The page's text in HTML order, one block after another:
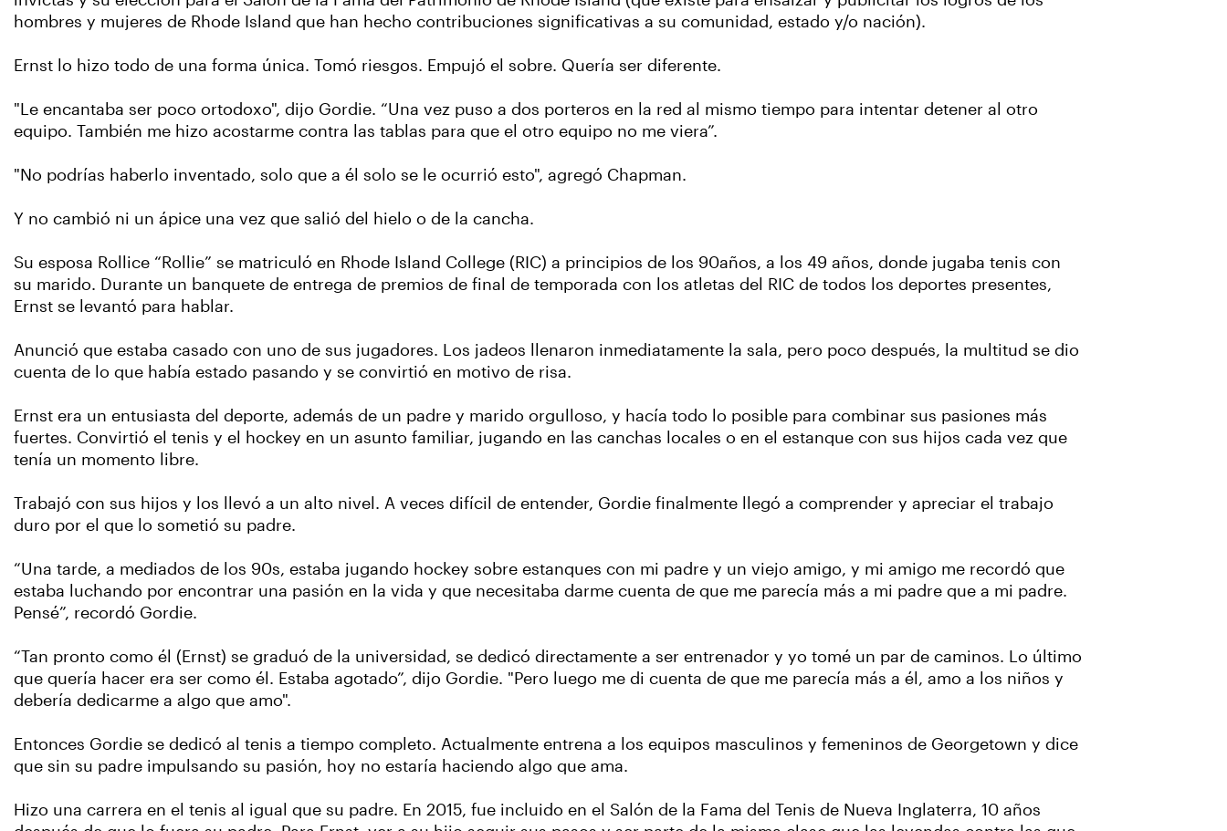
hombres y mujeres de Rhode Island que han hecho contribuciones significativas a su comunidad, estado y/o nación).
Ernst lo hizo todo de una forma única. Tomó riesgos. Empujó el sobre. Quería ser diferente.
"Le encantaba ser poco ortodoxo", dijo Gordie. “Una vez puso a dos porteros en la red al mismo tiempo para intentar detener al otro
equipo. También me hizo acostarme contra las tablas para que el otro equipo no me viera”.
"No podrías haberlo inventado, solo que a él solo se le ocurrió esto", agregó Chapman.
Y no cambió ni un ápice una vez que salió del hielo o de la cancha.
Su esposa Rollice “Rollie” se matriculó en Rhode Island College (RIC) a principios de los 90años, a los 49 años, donde jugaba tenis con
su marido. Durante un banquete de entrega de premios de final de temporada con los atletas del RIC de todos los deportes presentes,
Ernst se levantó para hablar.
Anunció que estaba casado con uno de sus jugadores. Los jadeos llenaron inmediatamente la sala, pero poco después, la multitud se dio
cuenta de lo que había estado pasando y se convirtió en motivo de risa.
Ernst era un entusiasta del deporte, además de un padre y marido orgulloso, y hacía todo lo posible para combinar sus pasiones más
fuertes. Convirtió el tenis y el hockey en un asunto familiar, jugando en las canchas locales o en el estanque con sus hijos cada vez que
tenía un momento libre.
Trabajó con sus hijos y los llevó a un alto nivel. A veces difícil de entender, Gordie finalmente llegó a comprender y apreciar el trabajo
duro por el que lo sometió su padre.
“Una tarde, a mediados de los 90s, estaba jugando hockey sobre estanques con mi padre y un viejo amigo, y mi amigo me recordó que
estaba luchando por encontrar una pasión en la vida y que necesitaba darme cuenta de que me parecía más a mi padre que a mi padre.
Pensé”, recordó Gordie.
“Tan pronto como él (Ernst) se graduó de la universidad, se dedicó directamente a ser entrenador y yo tomé un par de caminos. Lo último
que quería hacer era ser como él. Estaba agotado”, dijo Gordie. "Pero luego me di cuenta de que me parecía más a él, amo a los niños y
debería dedicarme a algo que amo".
Entonces Gordie se dedicó al tenis a tiempo completo. Actualmente entrena a los equipos masculinos y femeninos de Georgetown y dice
que sin su padre impulsando su pasión, hoy no estaría haciendo algo que ama.
Hizo una carrera en el tenis al igual que su padre. En 2015, fue incluido en el Salón de la Fama del Tenis de Nueva Inglaterra, 10 años